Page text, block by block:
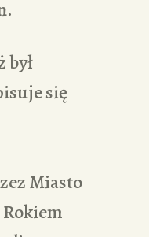
był
się
Miasto
Rokiem